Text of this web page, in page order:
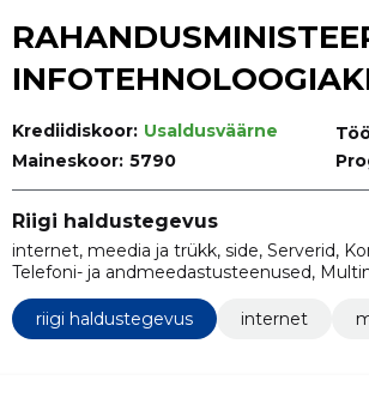
Krediidiskoor: Usaldusväärne
Maineskoor: 5790
Riigi haldustegevus
internet, meedia ja trükk, side, Serverid,
Telefoni- ja andmeedastusteenused,
Võrgujaoturid, Finantsanalüüsi ja
riigi haldustegevus
internet